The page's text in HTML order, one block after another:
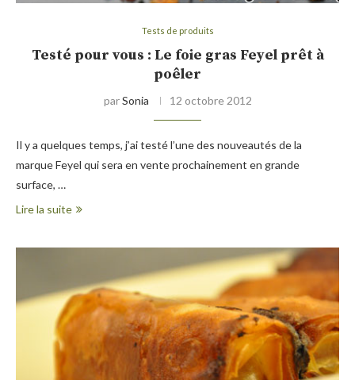
Tests de produits
Testé pour vous : Le foie gras Feyel prêt à
poêler
parSonia 12 octobre 2012
Il y a quelques temps, j’ai testé l’une des nouveautés de la
marque Feyel qui sera en vente prochainement en grande
surface, …
Lire la suite